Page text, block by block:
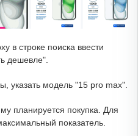
в строке поиска ввести
дешевле".
указать модель "15 pro max".
планируется покупка. Для
показатель.